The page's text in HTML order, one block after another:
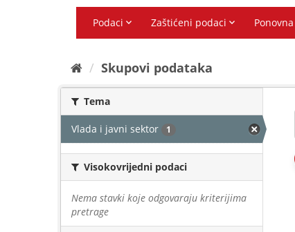
Skupovi podаtаkа
Tema
Vlada i javni sektor 1
Visokovrijedni podaci
Nema stavki koje odgovaraju kriterijima
pretrage